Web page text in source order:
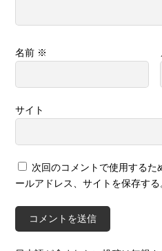
名前 ※
サイト
次回のコメントで使用するた
ールアドレス、サイトを保存する